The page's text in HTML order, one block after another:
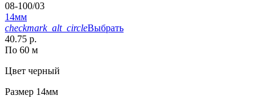
08-100/03
14мм
checkmark_alt_circleВыбрать
40.75 р.
По 60 м
Цвет черный
Размер 14мм